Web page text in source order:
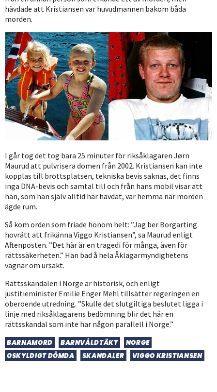
hävdade att Kristiansen var huvudmannen bakom båda
morden.
I går tog det tog bara 25 minuter för riksåklagaren Jørn
Maurud att pulvrisera domen från 2002. Kristiansen kan inte
kopplas till brottsplatsen, tekniska bevis saknas, det finns
inga DNA-bevis och samtal till och från hans mobil visar att
han, som han själv alltid har hävdat, var hemma när morden
ägde rum.
Så kom orden som friade honom helt: ”Jag ber Borgarting
hovrätt att frikänna Viggo Kristiansen”, sa Maurud enligt
Aftenposten. ”Det här är en tragedi för många, även för
rättssäkerheten.” Han bad å hela Åklagarmyndighetens
vägnar om ursäkt.
Rättsskandalen i Norge är historisk, och enligt
justitieminister Emilie Enger Mehl tillsätter regeringen en
oberoende utredning. ”Skulle det slutgiltiga beslutet ligga i
linje med riksåklagarens bedömning blir det här en
rättsskandal som inte har någon parallell i Norge.”
BARNAMORD BARNVÅLDTÄKT
NORGE
OSKYLDIGT DÖMDA
SKANDALER VIGGO KRISTIANSEN